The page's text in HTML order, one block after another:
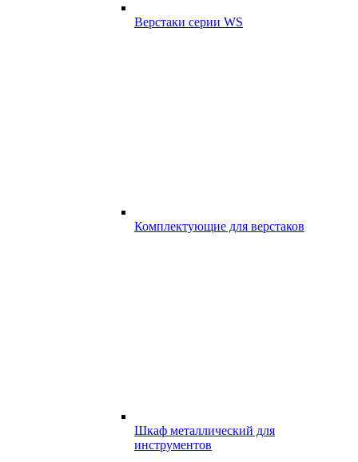
Верстаки серии WS
Комплектующие для верстаков
Шкаф металлический для
инструментов